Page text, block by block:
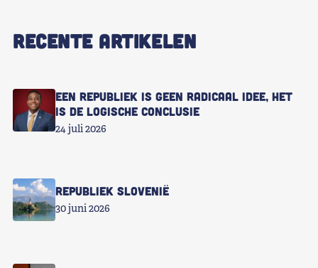
RECENTE ARTIKELEN
Een republiek is geen radicaal idee, het
is de logische conclusie
24 juli 2026
Republiek Slovenië
30 juni 2026